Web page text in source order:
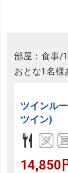
部屋：食事/
おとな1名様
ツインル
ツイン)
14,850